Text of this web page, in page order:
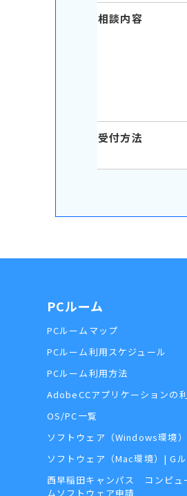
相談内容
受付方法
PCルーム
PCルームマップ
PCルーム利用スケジュール
PCルーム利用方法
AdobeCCアプリケーションの
OS/PC一覧
ソフトウェア（Windows環境）
ソフトウェア（Mac環境）| G
西早稲田キャンパス コンピュ
ムソフトウェア申請